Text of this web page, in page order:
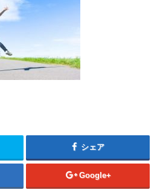
シェア
Google+